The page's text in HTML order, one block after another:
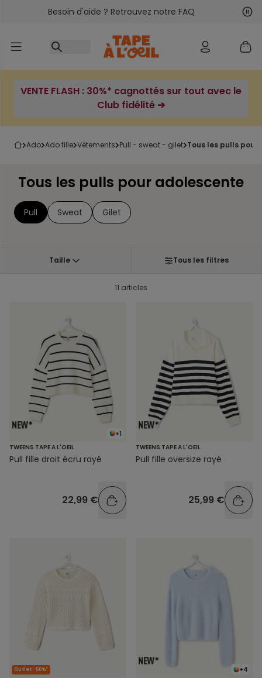
Accéder au contenu
Besoin d'aide ? Retrouvez notre FAQ
VENTE FLASH : 30%* cagnottés sur tout avec le
Club fidélité ➔
ado ado fille vêtements pull - sweat - gilet tous les pulls
Tous les pulls pour adolescente
Pull Sweat Gilet
Taille Tous les filtres
11 articles
+1
TWEENS TAPE A L'OEIL
Pull fille droit écru rayé
22,99 €
TWEENS TAPE A L'OEIL
Pull fille oversize rayé
25,99 €
Outlet -50%*
+4